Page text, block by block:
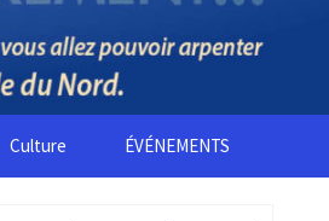
Culture ÉVÉNEMENTS